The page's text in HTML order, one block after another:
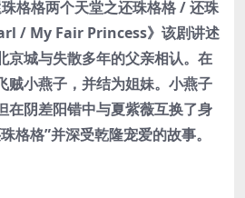
格格两个天堂之还珠格格 / 还珠
/ My Fair Princess》该剧讲述
京城与失散多年的父亲相认。在
贼小燕子，并结为姐妹。小燕子
在阴差阳错中与夏紫薇互换了身
格格”并深受乾隆宠爱的故事。